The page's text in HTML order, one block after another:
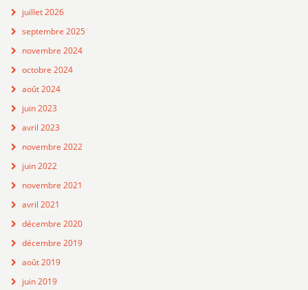
juillet 2026
septembre 2025
novembre 2024
octobre 2024
août 2024
juin 2023
avril 2023
novembre 2022
juin 2022
novembre 2021
avril 2021
décembre 2020
décembre 2019
août 2019
juin 2019